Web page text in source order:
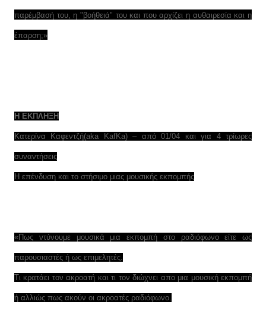
παρέμβασή του, η "βοήθειά" του και που αρχίζει η αυθαιρεσία και η
έπαρση;»
Η ΕΚΠΛΗΞΗ
Κατερίνα Καφεντζή(aka KafKa) – από 01/04 και για 4 τρίωρες
συναντήσεις
H επένδυση και το στήσιμο μιας μουσικής εκπομπής
«Πως ντύνουμε μουσικά μια εκπομπή στο ραδιόφωνο είτε ως
παρουσιαστές ή ως επιμελητές.
Τι κρατάει τον ακροατή και τι τον διώχνει απο μια μουσική εκπομπή
ή αλλιώς πως ακούν οι ακροατές ραδιόφωνο.